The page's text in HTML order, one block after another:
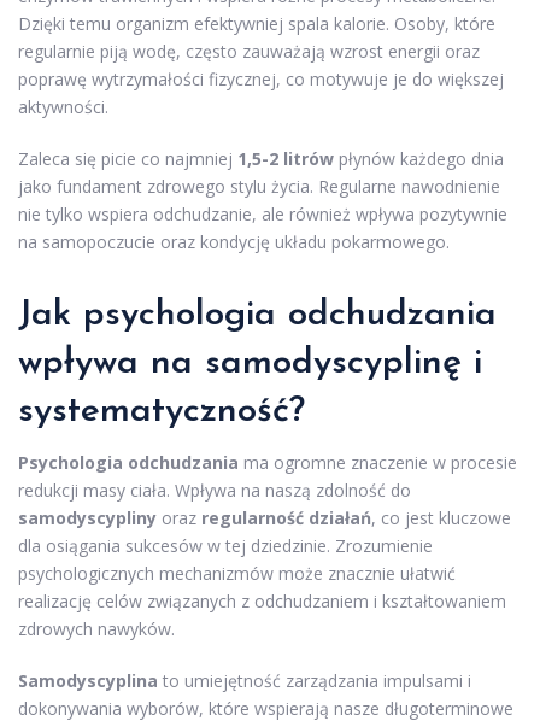
Dzięki temu organizm efektywniej spala kalorie. Osoby, które
regularnie piją wodę, często zauważają wzrost energii oraz
poprawę wytrzymałości fizycznej, co motywuje je do większej
aktywności.
Zaleca się picie co najmniej 1,5-2 litrów płynów każdego dnia
jako fundament zdrowego stylu życia. Regularne nawodnienie
nie tylko wspiera odchudzanie, ale również wpływa pozytywnie
na samopoczucie oraz kondycję układu pokarmowego.
Jak psychologia odchudzania
wpływa na samodyscyplinę i
systematyczność?
Psychologia odchudzania ma ogromne znaczenie w procesie
redukcji masy ciała. Wpływa na naszą zdolność do
samodyscypliny oraz regularność działań, co jest kluczowe
dla osiągania sukcesów w tej dziedzinie. Zrozumienie
psychologicznych mechanizmów może znacznie ułatwić
realizację celów związanych z odchudzaniem i kształtowaniem
zdrowych nawyków.
Samodyscyplina to umiejętność zarządzania impulsami i
dokonywania wyborów, które wspierają nasze długoterminowe